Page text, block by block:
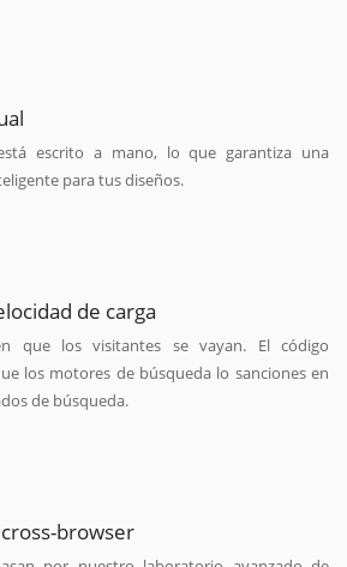
escrito a mano, lo que garantiza una
para tus diseños.
de carga
que los visitantes se vayan. El código
los motores de búsqueda lo sanciones en
de búsqueda.
browser